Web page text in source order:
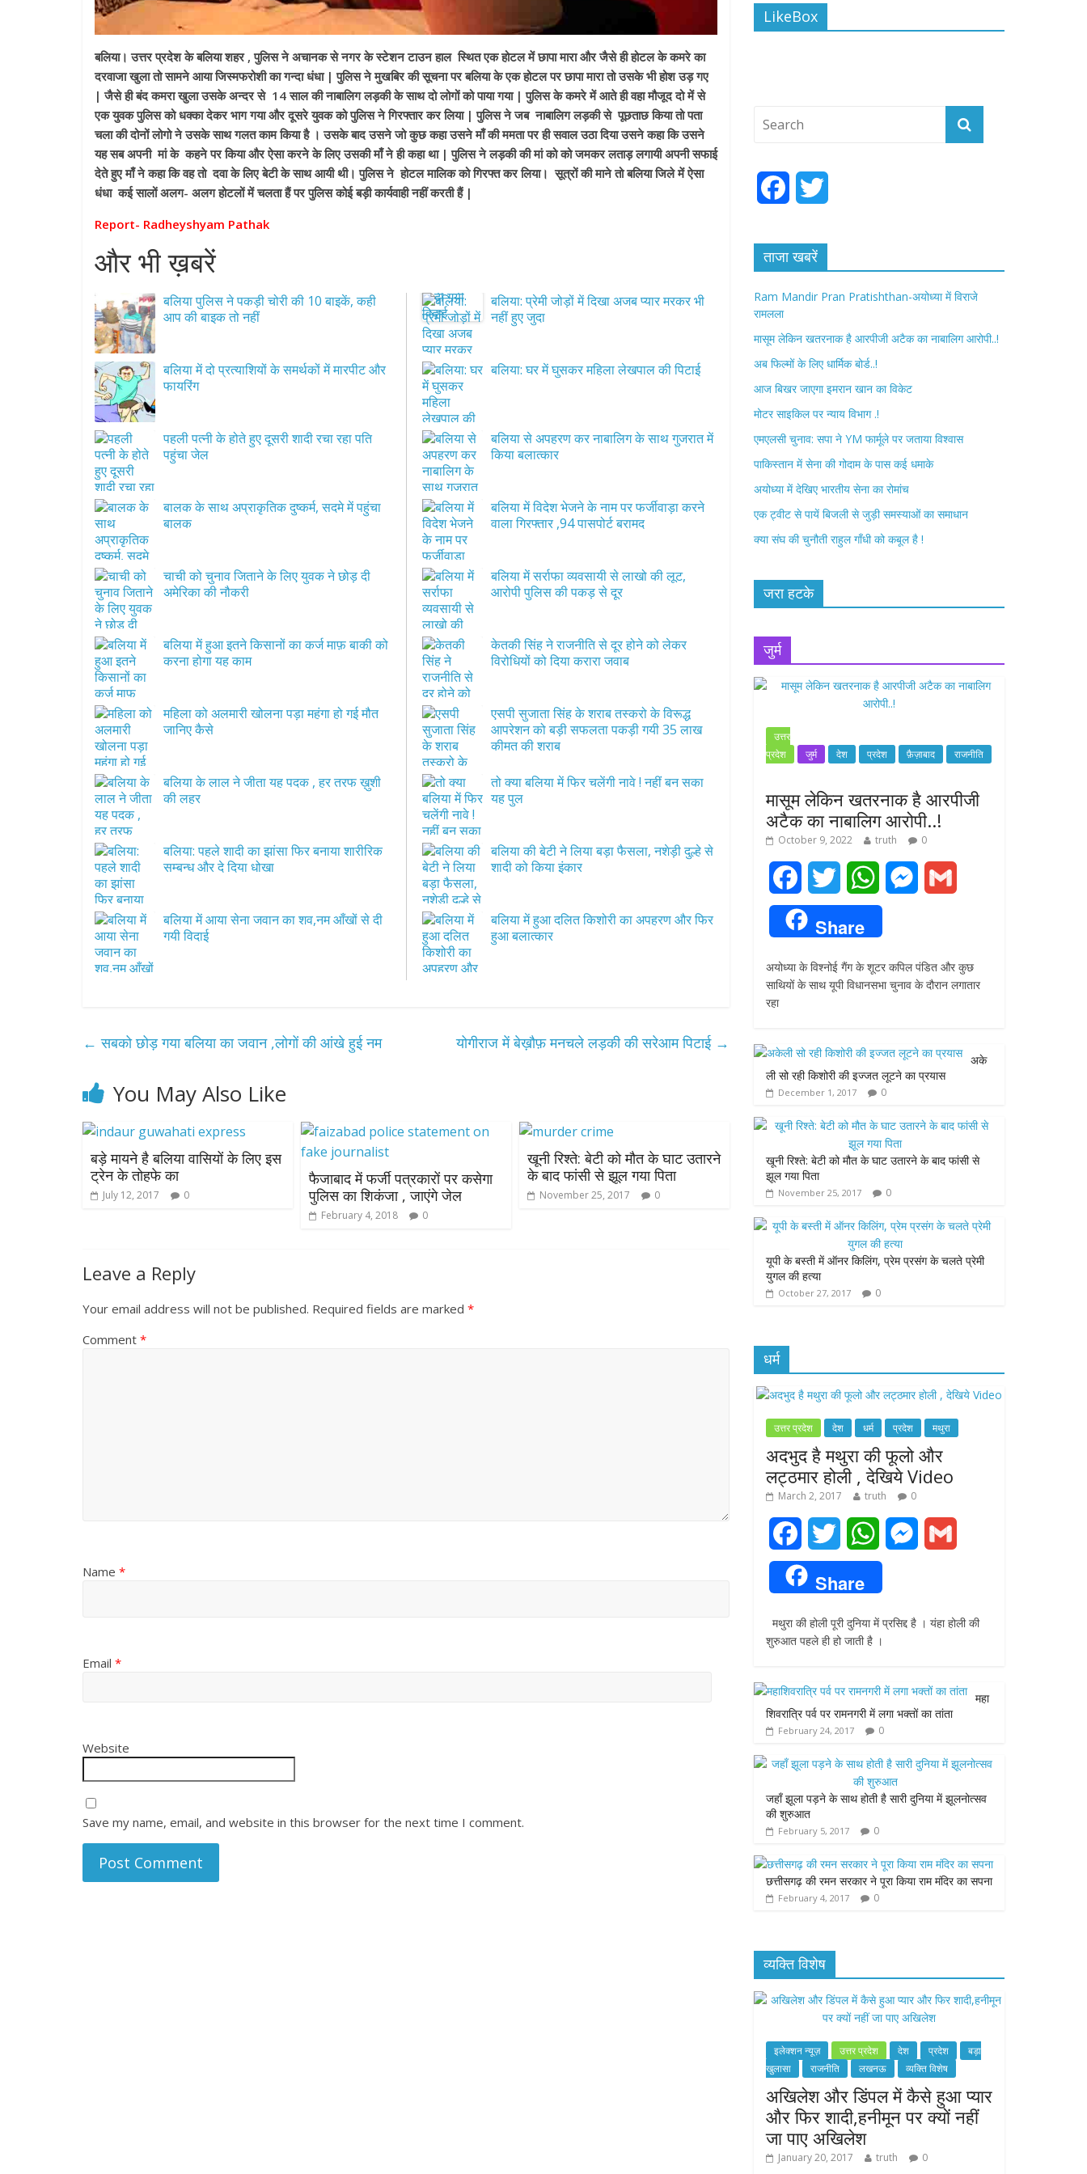
बलिया। उत्तर प्रदेश के बलिया शहर , पुलिस ने अचानक से नगर के स्टेशन टाउन हाल स्थित एक होटल में छापा मारा और जैसे ही होटल के कमरे का
दरवाजा खुला तो सामने आया जिस्मफरोशी का गन्दा धंधा | पुलिस ने मुखबिर की सूचना पर बलिया के एक होटल पर छापा मारा तो उसके भी होश उड़ गए
| जैसे ही बंद कमरा खुला उसके अन्दर से 14 साल की नाबालिग लड़की के साथ दो लोगों को पाया गया | पुलिस के कमरे में आते ही वहा मौजूद दो में से
एक युवक पुलिस को धक्का देकर भाग गया और दूसरे युवक को पुलिस ने गिरफ्तार कर लिया | पुलिस ने जब नाबालिग लड़की से पूछताछ किया तो पता
चला की दोनों लोगो ने उसके साथ गलत काम किया है । उसके बाद उसने जो कुछ कहा उसने माँ की ममता पर ही सवाल उठा दिया उसने कहा कि उसने
यह सब अपनी मां के कहने पर किया और ऐसा करने के लिए उसकी माँ ने ही कहा था | पुलिस ने लड़की की मां को को जमकर लताड़ लगायी अपनी सफाई
देते हुए माँ ने कहा कि वह तो दवा के लिए बेटी के साथ आयी थी। पुलिस ने होटल मालिक को गिरफ्त कर लिया। सूत्रों की माने तो बलिया जिले में ऐसा
धंधा कई सालों अलग- अलग होटलों में चलता हैं पर पुलिस कोई बड़ी कार्यवाही नहीं करती हैं |
Report- Radheyshyam Pathak
और भी ख़बरें
बलिया पुलिस ने पकड़ी चोरी की 10 बाइकें, कही
आप की बाइक तो नहीं
बलिया में दो प्रत्याशियों के समर्थकों में मारपीट और
फायरिंग
पहली पत्नी के होते हुए दूसरी शादी रचा रहा पति
पहुंचा जेल
बालक के साथ अप्राकृतिक दुष्कर्म, सदमे में पहुंचा
बालक
चाची को चुनाव जिताने के लिए युवक ने छोड़ दी
अमेरिका की नौकरी
बलिया में हुआ इतने किसानों का कर्ज माफ़ बाकी को
करना होगा यह काम
महिला को अलमारी खोलना पड़ा महंगा हो गई मौत
जानिए कैसे
बलिया के लाल ने जीता यह पदक , हर तरफ ख़ुशी
की लहर
बलिया: पहले शादी का झांसा फिर बनाया शारीरिक
सम्बन्ध और दे दिया धोखा
बलिया में आया सेना जवान का शव,नम आँखों से दी
गयी विदाई
बलिया: प्रेमी जोड़ों में दिखा अजब प्यार मरकर भी
नहीं हुए जुदा
बलिया: घर में घुसकर महिला लेखपाल की पिटाई
बलिया से अपहरण कर नाबालिग के साथ गुजरात में
किया बलात्कार
बलिया में विदेश भेजने के नाम पर फर्जीवाड़ा करने
वाला गिरफ्तार ,94 पासपोर्ट बरामद
बलिया में सर्राफा व्यवसायी से लाखो की लूट,
आरोपी पुलिस की पकड़ से दूर
केतकी सिंह ने राजनीति से दूर होने को लेकर
विरोधियों को दिया करारा जवाब
एसपी सुजाता सिंह के शराब तस्करो के विरूद्ध
आपरेशन को बड़ी सफलता पकड़ी गयी 35 लाख
कीमत की शराब
तो क्या बलिया में फिर चलेंगी नावे ! नहीं बन सका
यह पुल
बलिया की बेटी ने लिया बड़ा फैसला, नशेड़ी दुल्हे से
शादी को किया इंकार
बलिया में हुआ दलित किशोरी का अपहरण और फिर
हुआ बलात्कार
← सबको छोड़ गया बलिया का जवान ,लोगों की आंखे हुई नम योगीराज में बेख़ौफ़ मनचले लड़की की सरेआम पिटाई →
You May Also Like
बड़े मायने है बलिया वासियों के लिए इस
ट्रेन के तोहफे का
July 12, 2017 0
फैजाबाद में फर्जी पत्रकारों पर कसेगा
पुलिस का शिकंजा , जाएंगे जेल
February 4, 2018 0
खूनी रिश्ते: बेटी को मौत के घाट उतारने
के बाद फांसी से झूल गया पिता
November 25, 2017 0
Leave a Reply
Your email address will not be published. Required fields are marked *
Comment *
Name *
Email *
Website
Save my name, email, and website in this browser for the next time I comment.
LikeBox
c
o
k
r
ताजा खबरें
Ram Mandir Pran Pratishthan-अयोध्या में विराजे
रामलला
मासूम लेकिन खतरनाक है आरपीजी अटैक का नाबालिग आरोपी..!
अब फिल्मों के लिए धार्मिक बोर्ड..!
आज बिखर जाएगा इमरान खान का विकेट
मोटर साइकिल पर न्याय विभाग .!
एमएलसी चुनाव: सपा ने YM फार्मूले पर जताया विश्वास
पाकिस्तान में सेना की गोदाम के पास कई धमाके
अयोध्या में देखिए भारतीय सेना का रोमांच
एक ट्वीट से पायें बिजली से जुड़ी समस्याओं का समाधान
क्या संघ की चुनौती राहुल गाँधी को कबूल है !
जरा हटके
जुर्म
उत्तर
प्रदेश
जुर्म देश प्रदेश फ़ैज़ाबाद राजनीति
मासूम लेकिन खतरनाक है आरपीजी
अटैक का नाबालिग आरोपी..!
October 9, 2022 truth 0
a
c
e
o
w
i
t
r
W
h
a
t
p
M
s
g
i
Share
अयोध्या के विश्नोई गैंग के शूटर कपिल पंडित और कुछ
साथियों के साथ यूपी विधानसभा चुनाव के दौरान लगातार
रहा
अके
ली सो रही किशोरी की इज्जत लूटने का प्रयास
December 1, 2017 0
खूनी रिश्ते: बेटी को मौत के घाट उतारने के बाद फांसी से
झूल गया पिता
November 25, 2017 0
यूपी के बस्ती में ऑनर किलिंग, प्रेम प्रसंग के चलते प्रेमी
युगल की हत्या
October 27, 2017 0
धर्म
उत्तर प्रदेश देश धर्म प्रदेश मथुरा
अदभुद है मथुरा की फूलो और
लट्ठमार होली , देखिये Video
March 2, 2017 truth 0
a
c
e
o
o
k
w
i
t
e
r
W
h
a
t
A
p
p
M
s
n
e
r
i
Share
मथुरा की होली पूरी दुनिया में प्रसिद्द है । यंहा होली की
शुरुआत पहले ही हो जाती है ।
महा
शिवरात्रि पर्व पर रामनगरी में लगा भक्तों का तांता
February 24, 2017 0
जहाँ झूला पड़ने के साथ होती है सारी दुनिया में झूलनोत्सव
की शुरुआत
February 5, 2017 0
छत्तीसगढ़ की रमन सरकार ने पूरा किया राम मंदिर का सपना
February 4, 2017 0
व्यक्ति विशेष
इलेक्शन न्यूज़ उत्तर प्रदेश देश प्रदेश
बड़ा
खुलासा
राजनीति लखनऊ व्यक्ति विशेष
अखिलेश और डिंपल में कैसे हुआ प्यार
और फिर शादी,हनीमून पर क्यों नहीं
जा पाए अखिलेश
January 20, 2017 truth 0